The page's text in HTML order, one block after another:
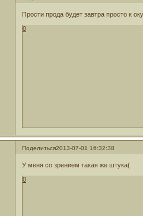
Прости прода будет завтра просто к
0
Поделиться2013-07-01 16:32:38
У меня со зрением такая же штука(
0